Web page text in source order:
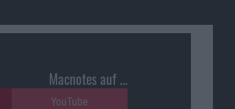
Macnotes auf …
YouTube